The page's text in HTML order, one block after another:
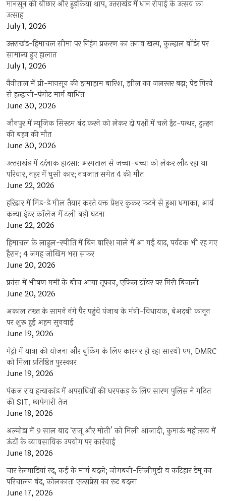
मानसून की बौछार और हुड़किया थाप, उत्तराखंड में धान रोपाई के उत्सव का
उत्साह
July 1, 2026
उत्तराखंड-हिमाचल सीमा पर निहंग प्रकरण का तनाव खत्म, कुल्हाल बॉर्डर पर
सामान्य हुए हालात
July 1, 2026
नैनीताल में प्री-मानसून की झमाझम बारिश, झील का जलस्तर बढ़ा; पेड़ गिरने
से हल्द्वानी-पंगोट मार्ग बाधित
June 30, 2026
जौनपुर में म्यूजिक सिस्टम बंद करने को लेकर दो पक्षों में चले ईंट-पत्थर, दुल्हन
की बहन की मौत
June 30, 2026
उत्‍तराखंड में दर्दनाक हादसा: अस्पताल से जच्चा-बच्चा को लेकर लौट रहा था
परिवार, नहर में घुसी कार; नवजात समेत 4 की मौत
June 22, 2026
हरिद्वार में मिड-डे मील तैयार करते वक्त प्रेशर कुकर फटने से हुआ धमाका, आर्य
कन्या इंटर कॉलेज में टली बड़ी घटना
June 22, 2026
हिमाचल के लाहुल-स्पीति में बिन बारिश नाले में आ गई बाढ़, पर्यटक भी रह गए
हैरान; 4 जगह जोखिम भरा सफर
June 20, 2026
फ्रांस में भीषण गर्मी के बीच आया तूफान, एफिल टॉवर पर गिरी बिजली
June 20, 2026
अकाल तख्त के सामने नंगे पैर पहुंचे पंजाब के मंत्री-विधायक, बेअदबी कानून
पर शुरू हुई अहम सुनवाई
June 19, 2026
मेट्रो में यात्रा की योजना और बुकिंग के लिए कारगर हो रहा सारथी एप, DMRC
को मिला प्रतिष्ठित पुरस्कार
June 19, 2026
पंकज राय हत्याकांड में अपराधियों की धरपकड़ के लिए सारण पुलिस ने गठित
की SIT, छापेमारी तेज
June 18, 2026
अल्मोड़ा में 9 साल बाद ‘राजू और मोती’ को मिली आजादी, कुमाऊं महोत्सव में
ऊंटों के व्यावसायिक उपयोग पर कार्रवाई
June 18, 2026
चार रेलगाड़ियां रद, कई के मार्ग बदले; जोगबनी-सिलीगुड़ी व कटिहार डेमू का
परिचालन बंद, कोलकाता एक्सप्रेस का रूट बदला
June 17, 2026